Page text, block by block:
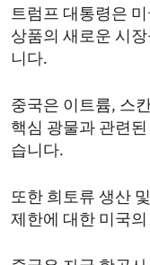
트럼프 대통령은
상품의 새로운 시
니다.
중국은 이트륨, 스
핵심 광물과 관련
습니다.
또한 희토류 생산
제한에 대한 미국